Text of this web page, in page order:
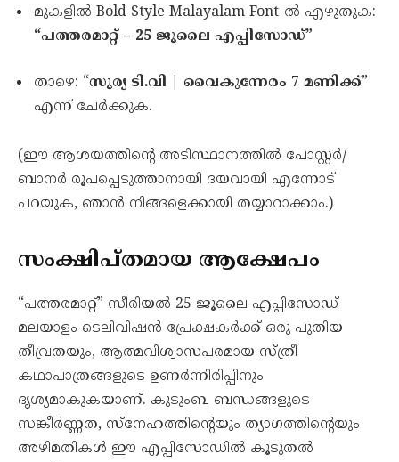
മുകളിൽ Bold Style Malayalam Font-ൽ എഴുതുക:
“പത്തരമാറ്റ് – 25 ജൂലൈ എപ്പിസോഡ്”
താഴെ: “സൂര്യ ടി.വി | വൈകുന്നേരം 7 മണിക്ക്”
എന്ന് ചേർക്കുക.
(ഈ ആശയത്തിന്റെ അടിസ്ഥാനത്തിൽ പോസ്റ്റർ/
ബാനർ രൂപപ്പെടുത്താനായി ദയവായി എന്നോട്
പറയുക, ഞാൻ നിങ്ങളെക്കായി തയ്യാറാക്കാം.)
സംക്ഷിപ്തമായ ആക്ഷേപം
“പത്തരമാറ്റ്” സീരിയൽ 25 ജൂലൈ എപ്പിസോഡ്
മലയാളം ടെലിവിഷൻ പ്രേക്ഷകർക്ക് ഒരു പുതിയ
തീവ്രതയും, ആത്മവിശ്വാസപരമായ സ്ത്രീ
കഥാപാത്രങ്ങളുടെ ഉണർന്നിരിപ്പിനും
ദൃശ്യമാകുകയാണ്. കുടുംബ ബന്ധങ്ങളുടെ
സങ്കീർണ്ണത, സ്‌നേഹത്തിന്റെയും ത്യാഗത്തിന്റെയും
അഴിമതികൾ ഈ എപ്പിസോഡിൽ കൂടുതൽ